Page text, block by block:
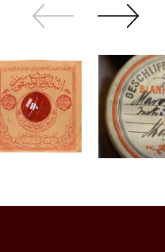
Zurück
sliden
Weiter
sliden